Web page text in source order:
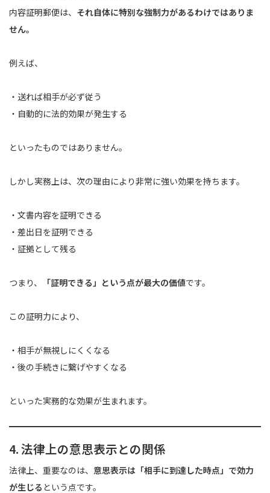
内容証明郵便は、 それ自体に特別な強制力があるわけではありま
せん。
例えば、
・送れば相手が必ず従う
・自動的に法的効果が発生する
といったものではありません。
しかし実務上は、次の理由により非常に強い効果を持ちます。
・文書内容を証明できる
・差出日を証明できる
・証拠として残る
つまり、 「証明できる」という点が最大の価値です。
この証明力により、
・相手が無視しにくくなる
・後の手続きに繋げやすくなる
といった実務的な効果が生まれます。
4. 法律上の意思表示との関係
法律上、重要なのは、 意思表示は「相手に到達した時点」で効力
が生じる という点です。